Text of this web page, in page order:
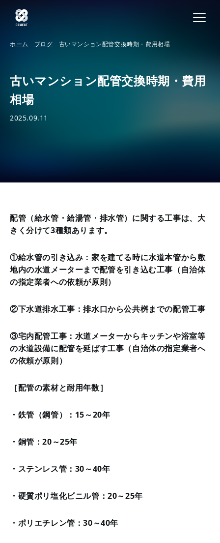
ホーム ブログ 古いマンション配管交換時期・費用相場
古いマンション配管交換時期・費用
相場
2025.09.11
配管（給水管・給湯管・排水管）に関する工事は、大
きく分けて3種類あります。
①給水管の引き込み：家を建てる時に水道本管から敷
地内の水道メーターまで配管を引き込む工事（自治体
の指定業者への依頼が原則）
②下水道排水工事：排水口から公共桝までの配管工事
③宅内配管工事：水道メーターからキッチンや浴室等
の水道設備に配管を延ばす工事（自治体の指定業者へ
の依頼が原則）
［配管の素材と耐用年数］
・鉄管（鋼管）：15～20年
・銅管：20～25年
・ステンレス管：30～40年
・硬質ポリ塩化ビニル管：20～25年
・ポリエチレン管：30～40年